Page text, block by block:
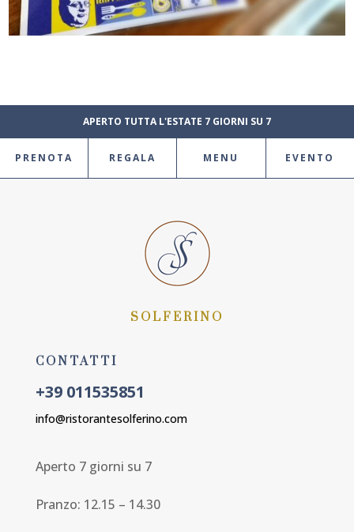
APERTO TUTTA L'ESTATE 7 GIORNI SU 7
PRENOTA REGALA MENU EVENTO
SOLFERINO
CONTATTI
+39 011535851
info@ristorantesolferino.com
Aperto 7 giorni su 7
Pranzo: 12.15 – 14.30